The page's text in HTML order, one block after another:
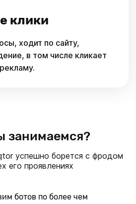
клики
ходит по сайту,
в том числе кликает
занимаемся?
успешно борется с фродом
его проявлениях
ботов по более чем